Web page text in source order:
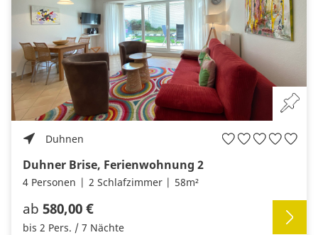
Duhnen
Duhner Brise, Ferienwohnung 2
4 Personen 2 Schlafzimmer 58m²
ab 580,00 €
bis 2 Pers. / 7 Nächte